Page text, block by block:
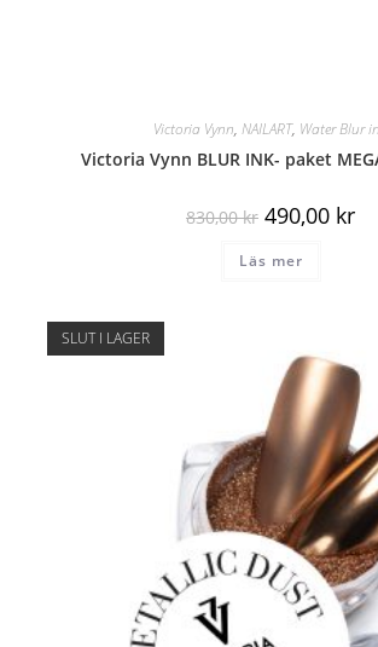
Victoria Vynn, NAILART, Water Blur
Victoria Vynn BLUR INK- paket
830,00kr 490,00 kr
Läs mer
SLUT I LAGER